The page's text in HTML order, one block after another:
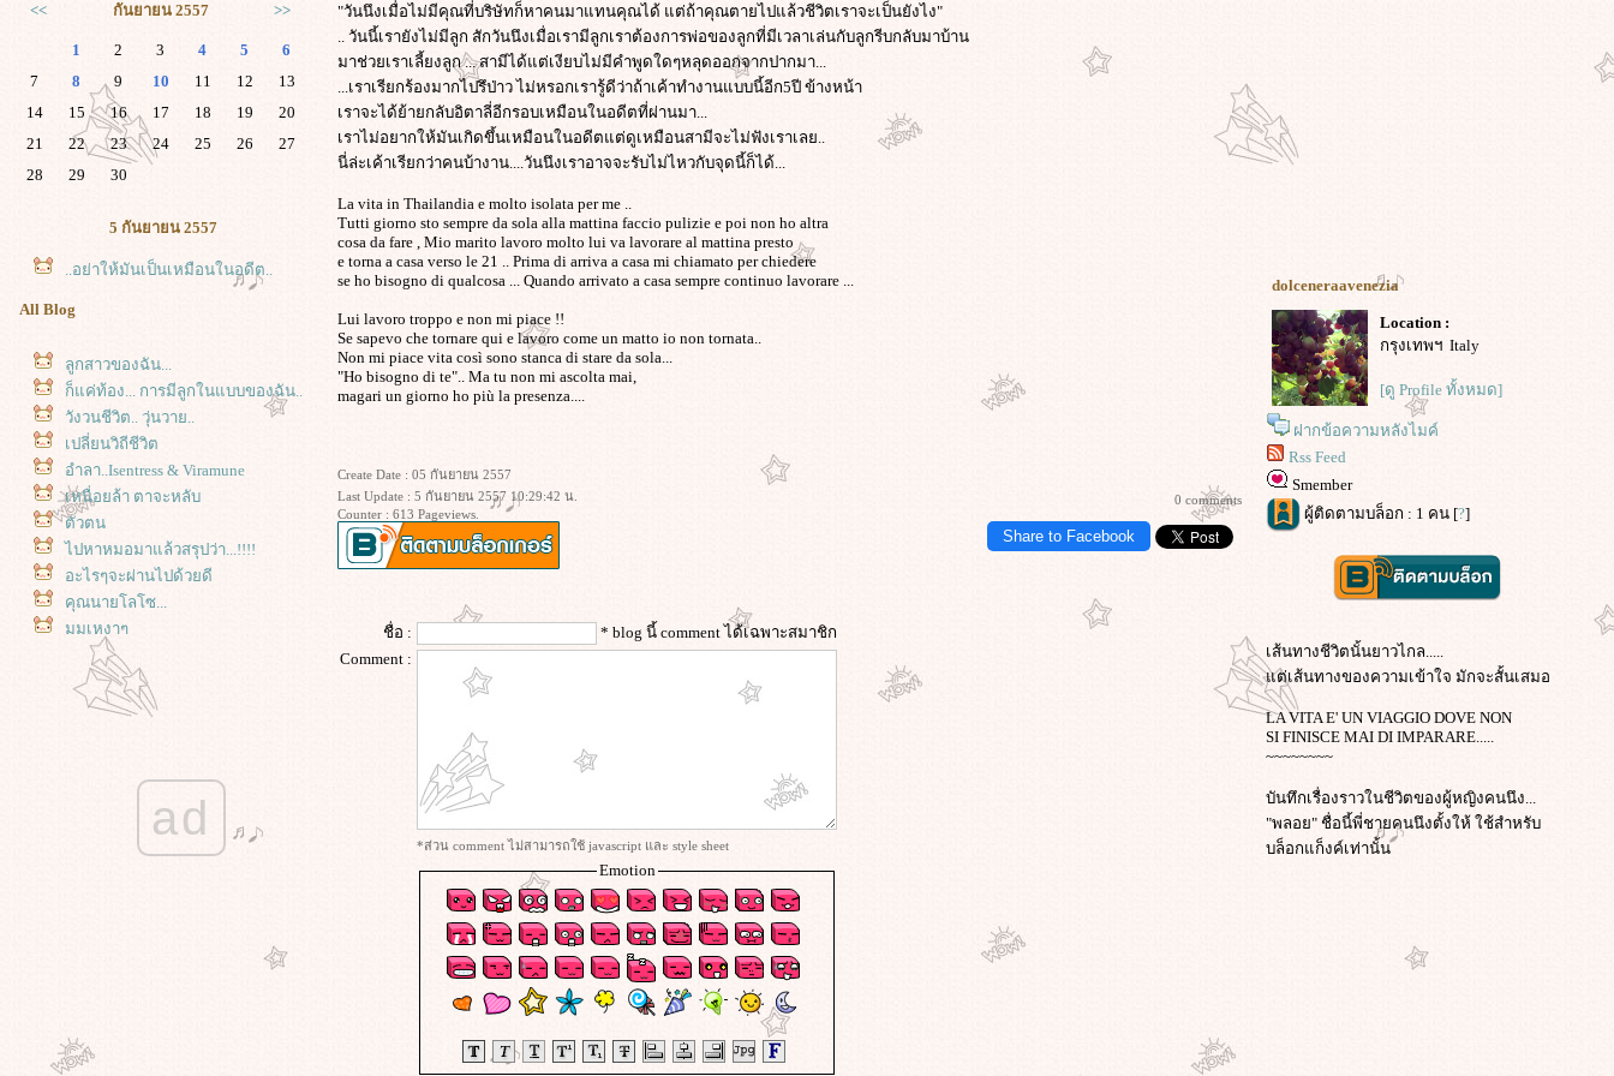
<< กันยายน 2557 >>
1 2 3 4 5
6
7
8 9 10 11 12
13
14
15 16 17 18 19
20
21
22 23 24 25 26
27
28
29 30
5 กันยายน 2557
..อย่าให้มันเป็นเหมือนในอดีต..
All Blog
ลูกสาวของฉัน...
ก็แค่ท้อง... การมีลูกในแบบของฉัน..
วังวนชีวิต.. วุ่นวาย..
เปลี่ยนวิถีชีวิต
อำลา..Isentress & Viramune
เหนื่อยล้า ตาจะหลับ
ตัวตน
ไปหาหมอมาแล้วสรุปว่า...!!!!
อะไรๆจะผ่านไปด้วยดี
คุณนายโลโซ...
มุมเหงาๆ
อยากโลว์เทคบ้าง นี่เราแปลก
ประหลาดมากไปมั้ย??
วันเสาร์....วันเหงา
เริ่มต้นกันอีกรอบad
"วันนึงเมื่อไม่มีคุณที่บริษัทก็หาคนมาแทนคุณได้ แต่ถ้าคุณตายไปแล้วชีวิตเราจะเป็นยังไง"
.. วันนี้เรายังไม่มีลูก สักวันนึงเมื่อเรามีลูกเราต้องการพ่อของลูกที่มีเวลาเล่นกับลูกรีบกลับมาบ้าน
มาช่วยเราเลี้ยงลูก ... สามีได้แต่เงียบไม่มีคำพูดใดๆหลุดออกจากปากมา...
...เราเรียกร้องมากไปรึป่าว ไม่หรอกเรารู้ดีว่าถ้าเค้าทำงานแบบนี้อีก5ปี ข้างหน้า
เราจะได้ย้ายกลับอิตาลี่อีกรอบเหมือนในอดีตที่ผ่านมา...
เราไม่อยากให้มันเกิดขึ้นเหมือนในอดีตแต่ดูเหมือนสามีจะไม่ฟังเราเลย..
นี่ล่ะเค้าเรียกว่าคนบ้างาน....วันนึงเราอาจจะรับไม่ไหวกับจุดนี้ก็ได้...
La vita in Thailandia e molto isolata per me ..
Tutti giorno sto sempre da sola alla mattina faccio pulizie e poi non ho altra
cosa da fare , Mio marito lavoro molto lui va lavorare al mattina presto
e torna a casa verso le 21 .. Prima di arriva a casa mi chiamato per chiedere
se ho bisogno di qualcosa ... Quando arrivato a casa sempre continuo lavorare ...
Lui lavoro troppo e non mi piace !!
Se sapevo che tornare qui e lavoro come un matto io non tornata..
Non mi piace vita così sono stanca di stare da sola...
"Ho bisogno di te".. Ma tu non mi ascolta mai,
magari un giorno ho più la presenza....
Create Date : 05 กันยายน 2557
Last Update : 5 กันยายน 2557 10:29:42 น.
Counter : 613 Pageviews.
0 comments
Share to Facebook
ชื่อ :
* blog นี้ comment ได้เฉพาะสมาชิก
Comment :
*ส่วน comment ไม่สามารถใช้ javascript และ style sheet
Emotion
dolceneraavenezia
Location :
กรุงเทพฯ Italy
[ดู Profile ทั้งหมด]
ฝากข้อความหลังไมค์
Rss Feed
Smember
ผู้ติดตามบล็อก : 1 คน [?]
เส้นทางชีวิตนั้นยาวไกล.....
ต่เส้นทางของความเข้าใจ มักจะสั้นเสมอ
LA VITA E' UN VIAGGIO DOVE NON
SI FINISCE MAI DI IMPARARE.....
~~~~~~~~
บันทึกเรื่องราวในชีวิตของผู้หญิงคนนึง...
"พลอย" ชื่อนี้พี่ชายคนนึงตั้งให้ ใช้สำหรับ
บล็อกแก็งค์เท่านั้น